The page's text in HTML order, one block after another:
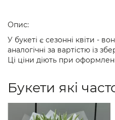
Опис:
У букеті є сезонні квіти -
аналогічні за вартістю із
Ці ціни діють при
Букети які